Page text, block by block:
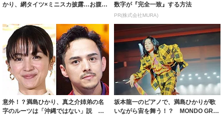
かり、網タイツ×ミニスカ披露…お腹ま
数字が『完全一致』する方法
PR(株式会社MURA)
意外！？満島ひかり、真之介姉弟の名
字のルーツは「沖縄ではない」説 実
坂本龍一のピアノで、満島ひかりが歌
いながら宙を舞う！？ MONDO GRO